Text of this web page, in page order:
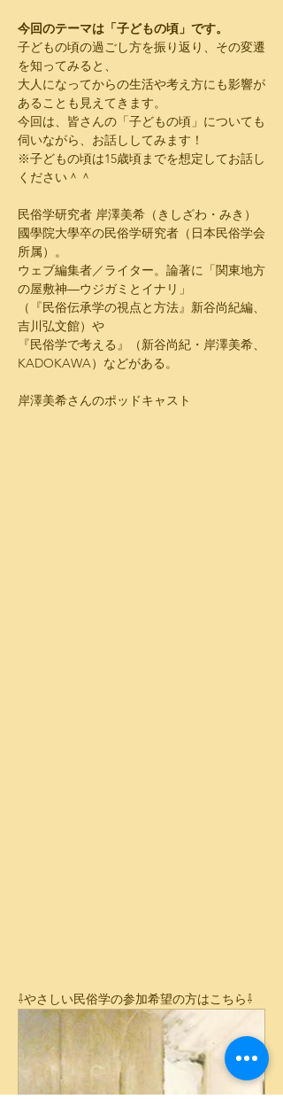
今回のテーマは「子どもの頃」です。
子どもの頃の過ごし方を振り返り、その変遷
を知ってみると、
大人になってからの生活や考え方にも影響が
あることも見えてきます。
今回は、皆さんの「子どもの頃」についても
伺いながら、お話ししてみます！
※子どもの頃は15歳頃までを想定してお話し
ください＾＾
民俗学研究者 岸澤美希（きしざわ・みき）
國學院大學卒の民俗学研究者（日本民俗学会
所属）。
ウェブ編集者／ライター。論著に「関東地方
の屋敷神―ウジガミとイナリ」
（『民俗伝承学の視点と方法』新谷尚紀編、
吉川弘文館）や
『民俗学で考える』（新谷尚紀・岸澤美希、
KADOKAWA）などがある。
岸澤美希さんのポッドキャスト
⇩やさしい民俗学の参加希望の方はこちら⇩